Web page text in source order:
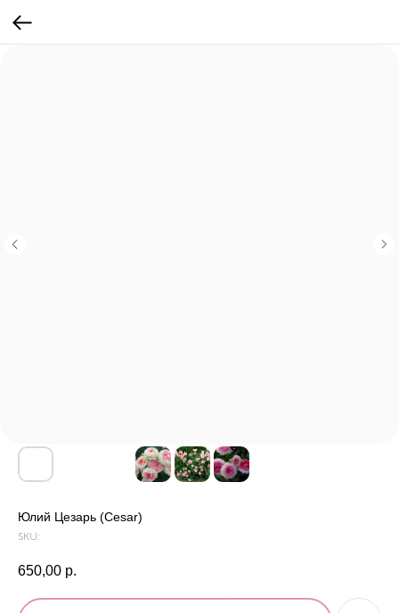
Юлий Цезарь (Cesar)
SKU:
650,00 р.